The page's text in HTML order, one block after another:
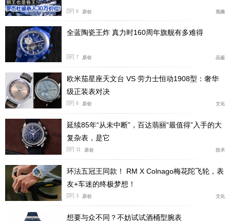
沛纳海的最轻材质，Carbotech™碳纤维物料。这种碳纤
维平时也老跟表友们介绍了，一个是轻，再一个沛纳海这
个碳纤维纹理效果很像树木年轮纹理，跟其他常规碳纤维
也形成了区别。深海蓝盘沛纳海用它来呼应以呼应潜行系
列表款与海洋水底探索的渊源，日期窗口相较于原来的潜
行，细节上改换倒梯形开窗，其他部分就没明显变化了，
宽大的指针时标一切都为在水下昏暗环境清晰辨识。机芯
方面搭载一枚P.900自动上链机械机芯，纤薄设计为主，
仅厚4.2毫米，动储满链3天。随表配有两条环保材质表
带，蓝色橡胶带跟再生织物编织表带。
总结：其实大家喜欢碳纤维，也不光轻，还因为各式各样
的独特纹理，确实是能把腕表的炫酷感跟运动感拉满，不
过碳纤维表款在近两年，我觉得也明显看到在变少，有个
6 原创 视频
全蓝陶瓷王炸 真力时160周年旗舰有多难得
7 原创 品鉴
欧米茄星座天文台 VS 劳力士恒动1908型：奢华
级正装表对决
6 原创 文化
延续85年“从未中断”，百达翡丽“最值得”入手的大
复杂表，是它
11 原创 技术
环法五冠王同款！ RM X Colnago梅花陀飞轮，表
友+车迷的终极梦想！
3 原创 文化
想要与众不同？不妨试试酒桶型腕表